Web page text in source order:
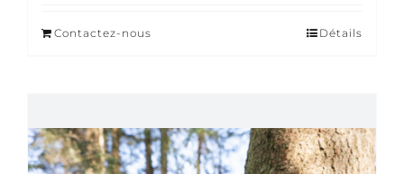
Contactez-nous Détails